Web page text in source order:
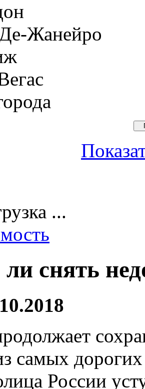
Жанейро
...
снять
самых
России